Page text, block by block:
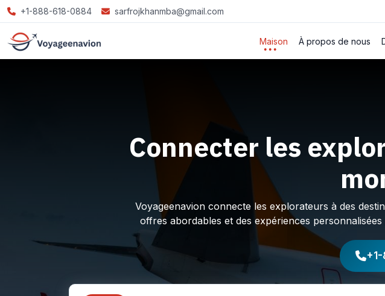
+1-888-618-0884 sarfrojkhanmba@gmail.com
Maison À propos de nous
Connecter les
Voyageenavion connecte les explorateurs à des
offres abordables et des expériences